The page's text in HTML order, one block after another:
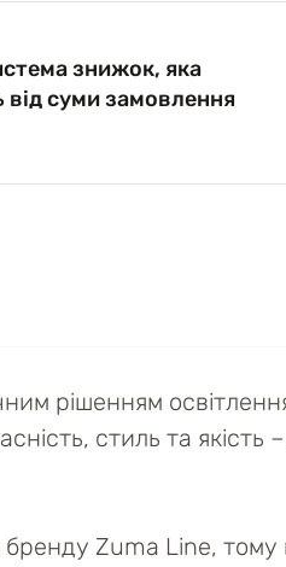
знижок, яка
від суми замовлення
рішенням
стиль та якість
Zuma Line, тому